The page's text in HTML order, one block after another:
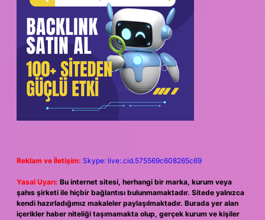
Reklam ve İletişim: Skype: live:.cid.575569c608265c69
Yasal Uyarı: Bu internet sitesi, herhangi bir marka, kurum veya
şahıs şirketi ile hiçbir bağlantısı bulunmamaktadır. Sitede yalnızca
kendi hazırladığımız makaleler paylaşılmaktadır. Burada yer alan
içerikler haber niteliği taşımamakta olup, gerçek kurum ve kişiler